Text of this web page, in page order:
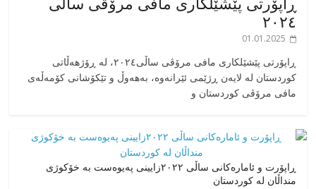
٢٠٢٤
01.01.2025
‎ڕاپۆرتی پێشێلکاری مافی مرۆڤی ساڵی٢٠٢٤، له ڕۆژهەڵاتی
کوردستان له لایەن ڕژێمی ئێرانەوە، بە‎هەوڵ و تێکۆشانی کۆمەڵەی
مافی مرۆڤی کوردستان و
ڕاپۆرت و ئامارەکانی ساڵی ٢٠٢٢زایینی پەیوەست بە خۆکوژی
منداڵان لە کوردستان